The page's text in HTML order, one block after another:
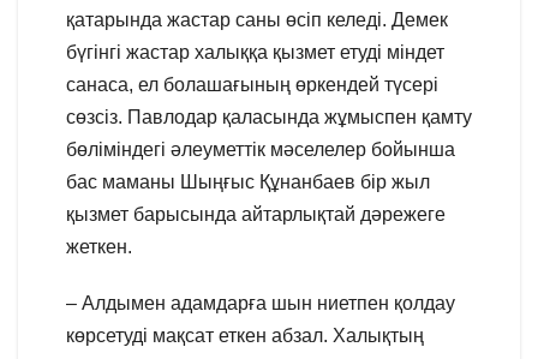
қатарында жастар саны өсіп келеді. Демек
бүгінгі жастар халыққа қызмет етуді міндет
санаса, ел болашағының өркендей түсері
сөзсіз. Павлодар қаласында жұмыспен қамту
бөліміндегі әлеуметтік мәселелер бойынша
бас маманы Шыңғыс Құнанбаев бір жыл
қызмет барысында айтарлықтай дәрежеге
жеткен.
– Алдымен адамдарға шын ниетпен қолдау
көрсетуді мақсат еткен абзал. Халықтың